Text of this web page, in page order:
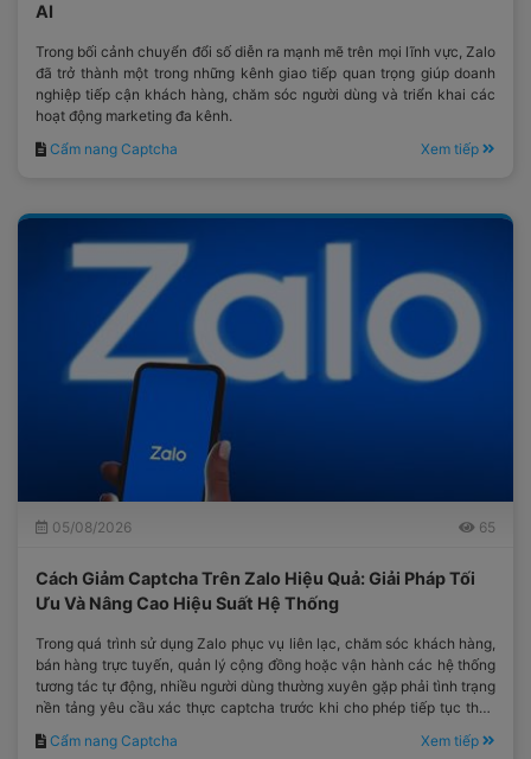
AI
Trong bối cảnh chuyển đổi số diễn ra mạnh mẽ trên mọi lĩnh vực, Zalo
đã trở thành một trong những kênh giao tiếp quan trọng giúp doanh
nghiệp tiếp cận khách hàng, chăm sóc người dùng và triển khai các
hoạt động marketing đa kênh.
Cẩm nang Captcha
Xem tiếp
05/08/2026 65
Cách Giảm Captcha Trên Zalo Hiệu Quả: Giải Pháp Tối
Ưu Và Nâng Cao Hiệu Suất Hệ Thống
Trong quá trình sử dụng Zalo phục vụ liên lạc, chăm sóc khách hàng,
bán hàng trực tuyến, quản lý cộng đồng hoặc vận hành các hệ thống
tương tác tự động, nhiều người dùng thường xuyên gặp phải tình trạng
nền tảng yêu cầu xác thực captcha trước khi cho phép tiếp tục thực
Cẩm nang Captcha Xem tiếp